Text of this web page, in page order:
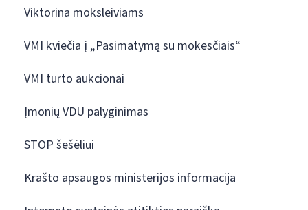
Viktorina moksleiviams
VMI kviečia į „Pasimatymą su mokesčiais“
VMI turto aukcionai
Įmonių VDU palyginimas
STOP šešėliui
Krašto apsaugos ministerijos informacija